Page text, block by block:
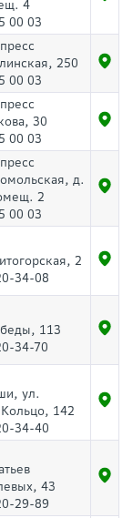
4
00 03
250
00 03
30
00 03
д.
2
00 03
2
34-08
113
34-70
ул.
142
34-40
43
29-89